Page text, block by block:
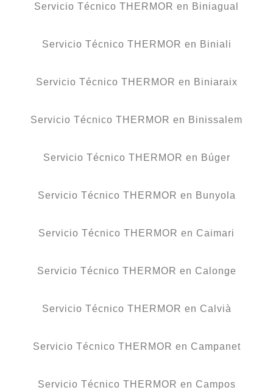
Servicio Técnico THERMOR en Biniagual
Servicio Técnico THERMOR en Biniali
Servicio Técnico THERMOR en Biniaraix
Servicio Técnico THERMOR en Binissalem
Servicio Técnico THERMOR en Búger
Servicio Técnico THERMOR en Bunyola
Servicio Técnico THERMOR en Caimari
Servicio Técnico THERMOR en Calonge
Servicio Técnico THERMOR en Calvià
Servicio Técnico THERMOR en Campanet
Servicio Técnico THERMOR en Campos